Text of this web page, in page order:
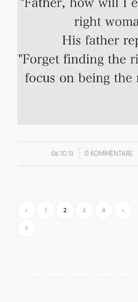
06.10.13 0 KOMMENTARE
/
‹ 1 2 3 4 ›
»